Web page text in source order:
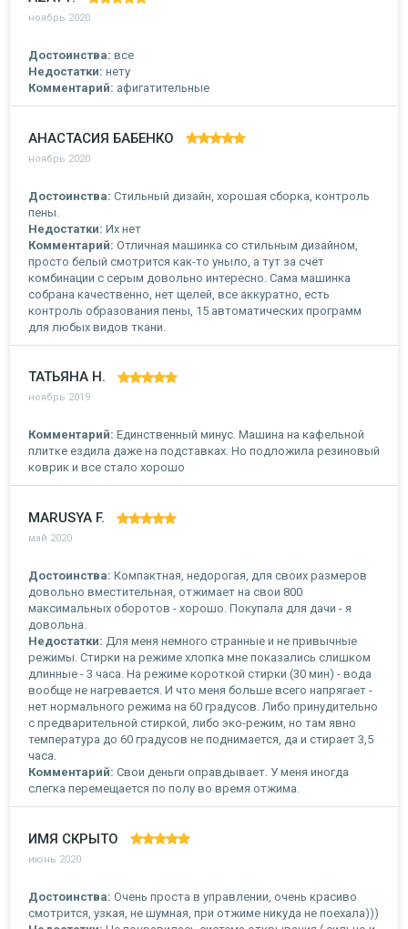
ноябрь 2020
Достоинства: все
Недостатки: нету
Комментарий: афигатительные
АНАСТАСИЯ БАБЕНКО
ноябрь 2020
Достоинства: Стильный дизайн, хорошая сборка, контроль
пены.
Недостатки: Их нет
Комментарий: Отличная машинка со стильным дизайном,
просто белый смотрится как-то уныло, а тут за счёт
комбинации с серым довольно интересно. Сама машинка
собрана качественно, нет щелей, все аккуратно, есть
контроль образования пены, 15 автоматических программ
для любых видов ткани.
ТАТЬЯНА Н.
ноябрь 2019
Комментарий: Единственный минус. Машина на кафельной
плитке ездила даже на подставках. Но подложила резиновый
коврик и все стало хорошо
MARUSYA F.
май 2020
Достоинства: Компактная, недорогая, для своих размеров
довольно вместительная, отжимает на свои 800
максимальных оборотов - хорошо. Покупала для дачи - я
довольна.
Недостатки: Для меня немного странные и не привычные
режимы. Стирки на режиме хлопка мне показались слишком
длинные - 3 часа. На режиме короткой стирки (30 мин) - вода
вообще не нагревается. И что меня больше всего напрягает -
нет нормального режима на 60 градусов. Либо принудительно
с предварительной стиркой, либо эко-режим, но там явно
температура до 60 градусов не поднимается, да и стирает 3,5
часа.
Комментарий: Свои деньги оправдывает. У меня иногда
слегка перемещается по полу во время отжима.
ИМЯ СКРЫТО
июнь 2020
Достоинства: Очень проста в управлении, очень красиво
смотрится, узкая, не шумная, при отжиме никуда не поехала)))